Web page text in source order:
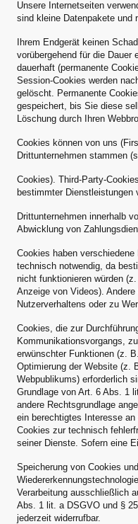
Unsere Internetseiten
sind kleine Datenpakete und
Ihrem Endgerät keinen
vorübergehend für die Dauer
dauerhaft (permanente
Session-Cookies werden
gelöscht. Permanente
gespeichert, bis Sie diese
Löschung durch Ihren
Cookies können von uns
Drittunternehmen stammen
Cookies). Third-Party-
bestimmter Dienstleistungen
Drittunternehmen innerhalb
Abwicklung von
Cookies haben
technisch notwendig, da
nicht funktionieren würden
Anzeige von Videos).
Nutzerverhaltens oder zu
Cookies, die zur
Kommunikationsvorgangs,
erwünschter Funktionen (z.
Optimierung der Website (z.
Webpublikums) erforderlich
Grundlage von Art. 6 Abs. 1
andere Rechtsgrundlage
ein berechtigtes Interesse
Cookies zur technisch
seiner Dienste. Sofern eine
Speicherung von Cookies
Verarbeitung ausschließlich
Abs. 1 lit. a DSGVO und §
jederzeit widerrufbar.